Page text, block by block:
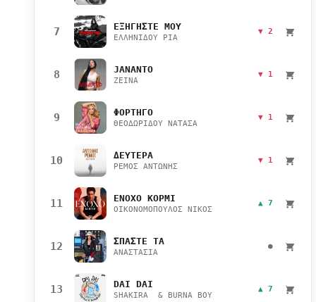
7 ΕΞΗΓΗΣΤΕ ΜΟΥ
ΕΛΛΗΝΙΔΟΥ ΡΙΑ
▼ 2
8 JANANTO
ZEINA
▼ 1
9 ΦΟΡΤΗΓΟ
ΘΕΟΔΩΡΙΔΟΥ ΝΑΤΑΣΑ
▼ 1
10 ΔΕΥΤΕΡΑ
ΡΕΜΟΣ ΑΝΤΩΝΗΣ
▼ 1
11 ΕΝΟΧΟ ΚΟΡΜΙ
ΟΙΚΟΝΟΜΟΠΟΥΛΟΣ ΝΙΚΟΣ
▲ 7
12 ΣΠΑΣΤΕ ΤΑ
ΑΝΑΣΤΑΣΙΑ
●
13 DAI DAI
SHAKIRA & BURNA BOY
▲ 7